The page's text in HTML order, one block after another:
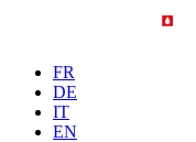
FR
DE
IT
EN